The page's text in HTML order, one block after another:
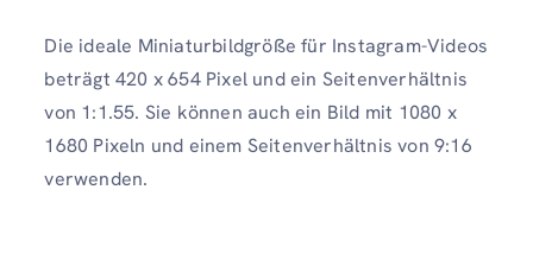
Die ideale Miniaturbildgröße für Instagram-Videos
beträgt 420 x 654 Pixel und ein Seitenverhältnis
von 1:1.55. Sie können auch ein Bild mit 1080 x
1680 Pixeln und einem Seitenverhältnis von 9:16
verwenden.